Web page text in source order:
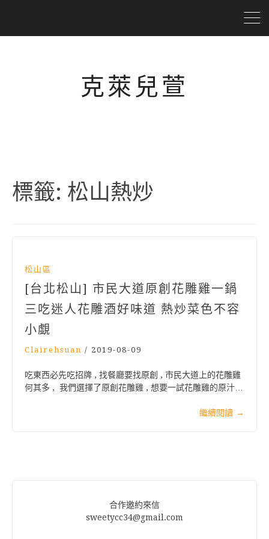
克萊兒萱
標籤: 松山熱炒
松山區
[台北松山] 市民大道原創花雕雞一鍋
三吃迷人花雕酒好味道 熱炒菜色不容
小覷
Clairehsuan / 2019-08-09
吃東西必先吃招牌 , 找餐廳要找原創 , 市民大道上的花雕雞
何其多 , 我們選擇了原創花雕雞 , 想要一試花雕雞的原汁…
繼續閱讀 →
合作邀約來信
sweetycc34@gmail.com